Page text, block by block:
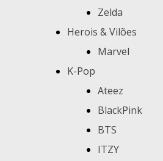
Zelda
Herois & Vilões
Marvel
K-Pop
Ateez
BlackPink
BTS
ITZY